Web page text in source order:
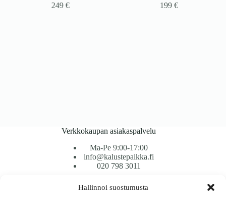
Hallinnoi suostumusta
249€
199€
Verkkokaupan asiakaspalvelu
Ma-Pe 9:00-17:00
info@kalustepaikka.fi
020 798 3011
Tavarantoimitus / Maksutavat